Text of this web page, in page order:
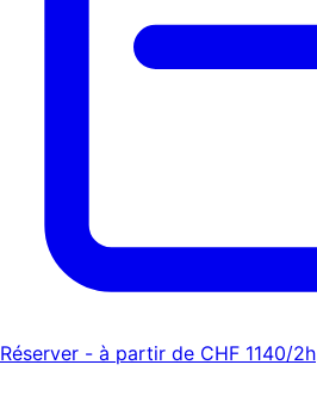
Réserver - à partir de CHF 1140/2h